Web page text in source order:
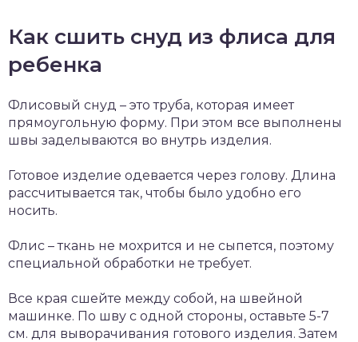
Как сшить снуд из флиса для
ребенка
Флисовый снуд – это труба, которая имеет
прямоугольную форму. При этом все выполнены
швы заделываются во внутрь изделия.
Готовое изделие одевается через голову. Длина
рассчитывается так, чтобы было удобно его
носить.
Флис – ткань не мохрится и не сыпется, поэтому
специальной обработки не требует.
Все края сшейте между собой, на швейной
машинке. По шву с одной стороны, оставьте 5-7
см. для выворачивания готового изделия. Затем